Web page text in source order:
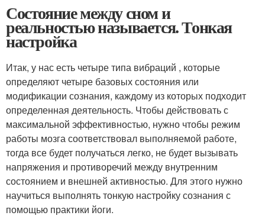
Состояние между сном и
реальностью называется. Тонкая
настройка
Итак, у нас есть четыре типа вибраций , которые
определяют четыре базовых состояния или
модификации сознания, каждому из которых подходит
определенная деятельность. Чтобы действовать с
максимальной эффективностью, нужно чтобы режим
работы мозга соответствовал выполняемой работе,
тогда все будет получаться легко, не будет вызывать
напряжения и противоречий между внутренним
состоянием и внешней активностью. Для этого нужно
научиться выполнять тонкую настройку сознания с
помощью практики йоги.